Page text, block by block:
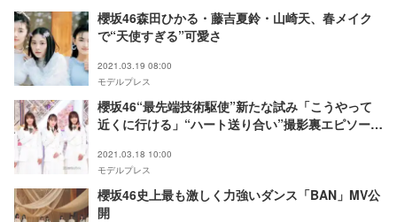
櫻坂46森田ひかる・藤吉夏鈴・山崎天、春メイク
で“天使すぎる”可愛さ
2021.03.19 08:00
モデルプレス
櫻坂46“最先端技術駆使”新たな試み「こうやって
近くに行ける」“ハート送り合い”撮影裏エピソード
2021.03.18 10:00
モデルプレス
櫻坂46史上最も激しく力強いダンス「BAN」MV公
開